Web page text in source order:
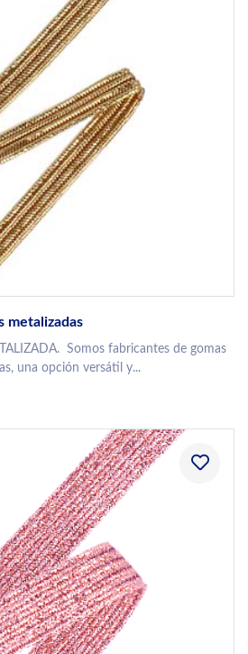
metalizadas
Somos fabricantes de gomas
una opción versátil y...